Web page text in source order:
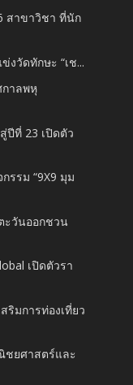
สาขาวิชา ที่นัก
งวัดทักษะ “เช...
กาลพหุ
ปีที่ 23 เปิดตัว
รรม “9X9 มุม
ะวันออกชวน
เปิดตัวรา
ริมการท่องเที่ยว
ชยศาสตร์และ